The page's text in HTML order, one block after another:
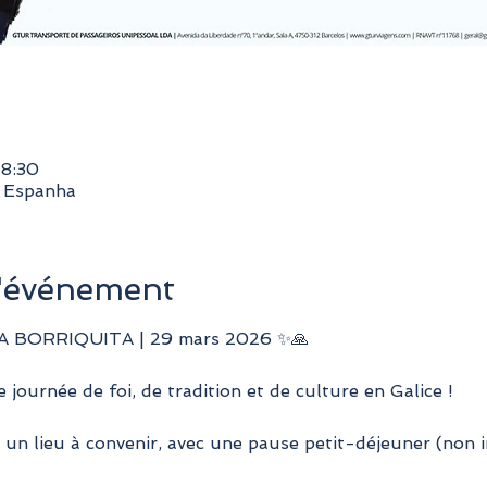
BORRIQUITA | 29 mars 2026 ✨🙏
journée de foi, de tradition et de culture en Galice !
lieu à convenir, avec une pause petit-déjeuner (non